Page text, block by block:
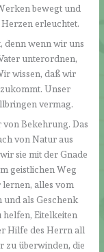
bewegt und
Herzen erleuchtet.
denn wenn wir uns
unterordnen,
wissen, daß wir
Unser
vermag.
von Bekehrung. Das
von Natur aus
sie mit der Gnade
geistlichen Weg
alles vom
als Geschenk
helfen, Eitelkeiten
Hilfe des Herrn all
zu überwinden, die